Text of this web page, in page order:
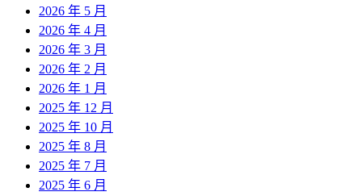
2026 年 5 月
2026 年 4 月
2026 年 3 月
2026 年 2 月
2026 年 1 月
2025 年 12 月
2025 年 10 月
2025 年 8 月
2025 年 7 月
2025 年 6 月